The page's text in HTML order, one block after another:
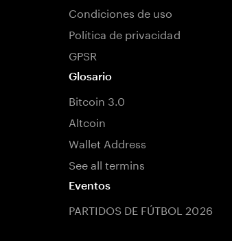
Condiciones de uso
Política de privacidad
GPSR
Glosario
Bitcoin 3.0
Altcoin
Wallet Address
See all termins
Eventos
PARTIDOS DE FÚTBOL 2026